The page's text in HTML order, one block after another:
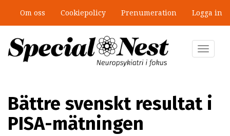
huvudinnehåll
Om oss Cookiepolicy Prenumeration Logga in
Toggle
Bättre svenskt resultat i
PISA-mätningen